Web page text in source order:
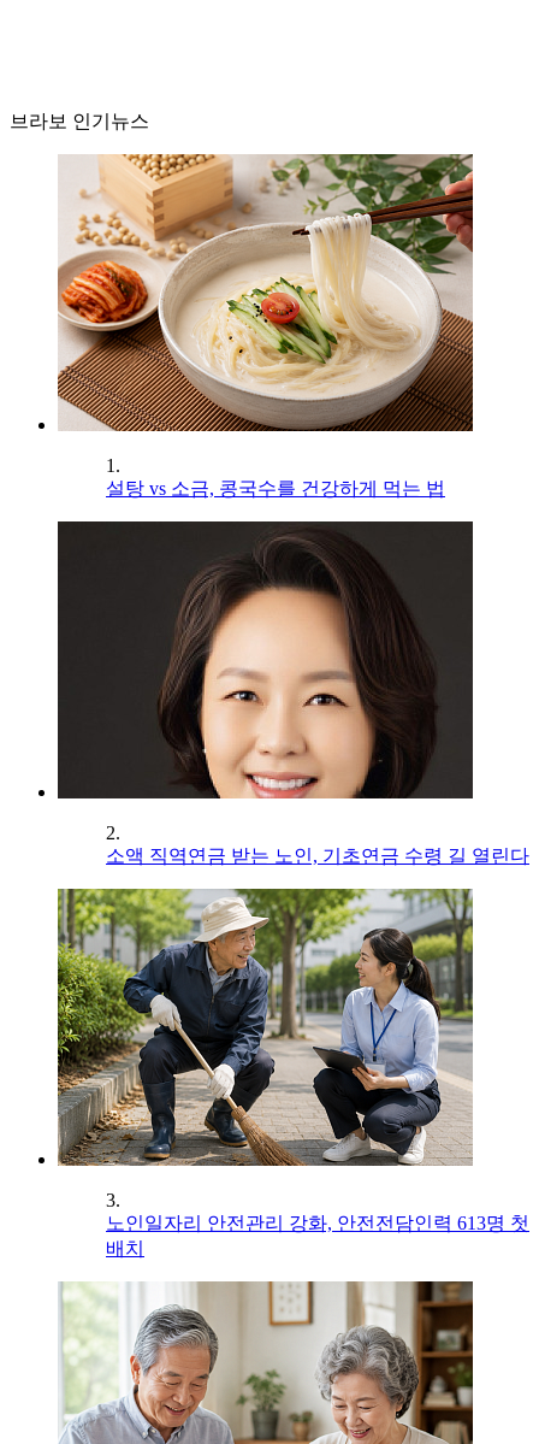
브라보 인기뉴스
1.
설탕 vs 소금, 콩국수를 건강하게 먹는 법
2.
소액 직역연금 받는 노인, 기초연금 수령 길 열린다
3.
노인일자리 안전관리 강화, 안전전담인력 613명 첫
배치